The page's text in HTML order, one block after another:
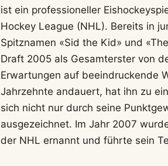
ist ein professioneller
Hockey League (NHL). Bereits in
Spitznamen «Sid the Kid» und
Draft 2005 als Gesamterster von
Erwartungen auf beeindruckende
Jahrzehnte andauert, hat ihn zu
sich nicht nur durch seine
ausgezeichnet. Im Jahr 2007
der NHL ernannt und führte sein